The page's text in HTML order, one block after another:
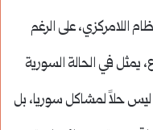
اللامركزي، على الرغم
يمثل في الحالة السورية
حلاً لمشاكل سوريا، بل